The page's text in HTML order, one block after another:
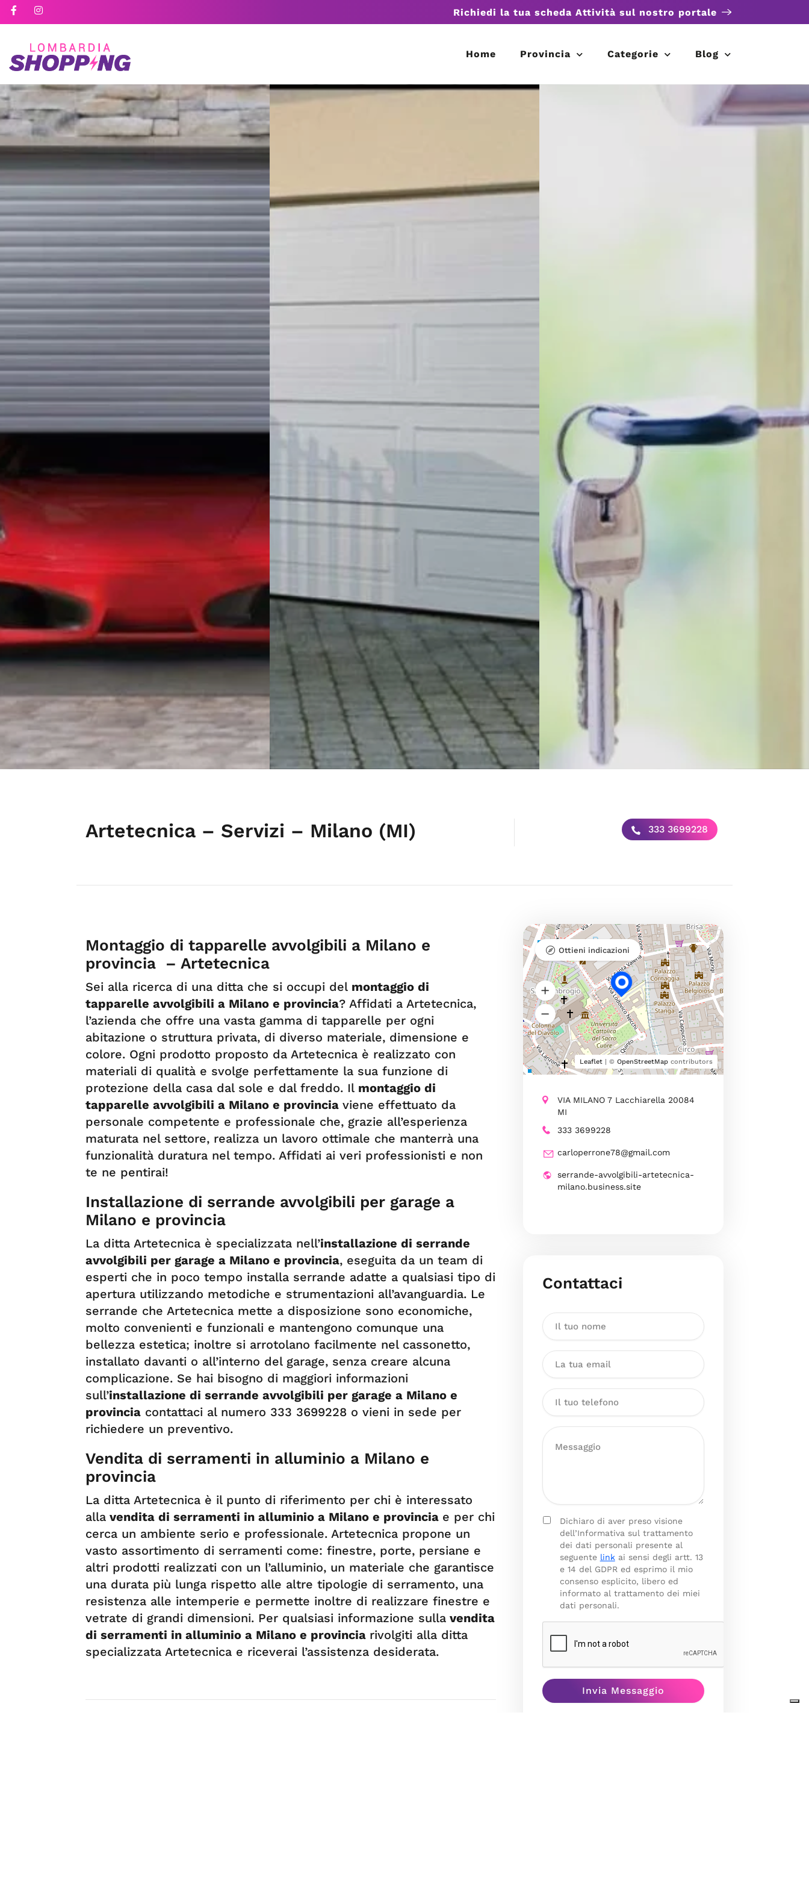
Richiedi la tua scheda Attività sul nostro portale
Home Provincia Categorie Blog
Artetecnica – Servizi – Milano (MI) 333 3699228
Montaggio di tapparelle avvolgibili a Milano e
provincia – Artetecnica
Sei alla ricerca di una ditta che si occupi del montaggio di
tapparelle avvolgibili a Milano e provincia? Affidati a Artetecnica,
l’azienda che offre una vasta gamma di tapparelle per ogni
abitazione o struttura privata, di diverso materiale, dimensione e
colore. Ogni prodotto proposto da Artetecnica è realizzato con
materiali di qualità e svolge perfettamente la sua funzione di
protezione della casa dal sole e dal freddo. Il montaggio di
tapparelle avvolgibili a Milano e provincia viene effettuato da
personale competente e professionale che, grazie all’esperienza
maturata nel settore, realizza un lavoro ottimale che manterrà una
funzionalità duratura nel tempo. Affidati ai veri professionisti e non
te ne pentirai!
Installazione di serrande avvolgibili per garage a
Milano e provincia
La ditta Artetecnica è specializzata nell’installazione di serrande
avvolgibili per garage a Milano e provincia, eseguita da un team di
esperti che in poco tempo installa serrande adatte a qualsiasi tipo di
apertura utilizzando metodiche e strumentazioni all’avanguardia. Le
serrande che Artetecnica mette a disposizione sono economiche,
molto convenienti e funzionali e mantengono comunque una
bellezza estetica; inoltre si arrotolano facilmente nel cassonetto,
installato davanti o all’interno del garage, senza creare alcuna
complicazione. Se hai bisogno di maggiori informazioni
sull’installazione di serrande avvolgibili per garage a Milano e
provincia contattaci al numero 333 3699228 o vieni in sede per
richiedere un preventivo.
Vendita di serramenti in alluminio a Milano e
provincia
La ditta Artetecnica è il punto di riferimento per chi è interessato
alla vendita di serramenti in alluminio a Milano e provincia e per chi
cerca un ambiente serio e professionale. Artetecnica propone un
vasto assortimento di serramenti come: finestre, porte, persiane e
altri prodotti realizzati con un l’alluminio, un materiale che garantisce
una durata più lunga rispetto alle altre tipologie di serramento, una
resistenza alle intemperie e permette inoltre di realizzare finestre e
vetrate di grandi dimensioni. Per qualsiasi informazione sulla vendita
di serramenti in alluminio a Milano e provincia rivolgiti alla ditta
specializzata Artetecnica e riceverai l’assistenza desiderata.
Leaflet| © OpenStreetMapcontributors
Ottieni indicazioni
VIA MILANO 7 Lacchiarella 20084
MI
333 3699228
carloperrone78@gmail.com
serrande-avvolgibili-artetecnica-
milano.business.site
Contattaci
Dichiaro di aver preso visione
dell’Informativa sul trattamento
dei dati personali presente al
seguente linkai sensi degli artt. 13
e 14 del GDPR ed esprimo il mio
consenso esplicito, libero ed
informato al trattamento dei miei
dati personali.